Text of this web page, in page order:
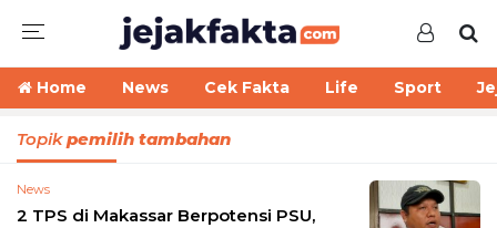
Home News Cek Fakta Life Sport
Topikpemilih tambahan
News
2 TPS di Makassar Berpotensi PSU,